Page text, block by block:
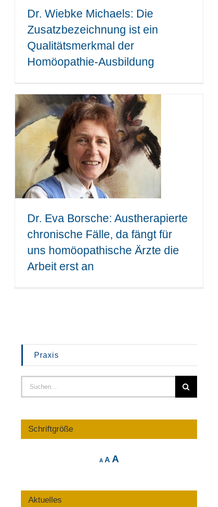
Dr. Wiebke Michaels: Die
Zusatzbezeichnung ist ein
Qualitätsmerkmal der
Homöopathie-Ausbildung
Dr. Eva Borsche: Austherapierte
chronische Fälle, da fängt für
uns homöopathische Ärzte die
Arbeit erst an
Praxis
Suche
nach:
Schriftgröße
A A Reset
A
Aktuelles